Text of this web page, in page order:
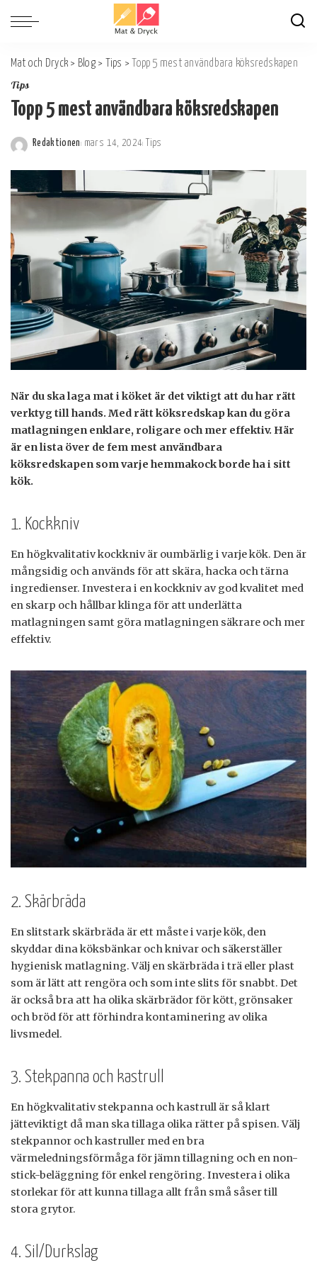
Mat och Dryck > Blog> Tips > Topp 5 mest användbara köksredskapen
Tips
Topp 5 mest användbara köksredskapen
av
Redaktionen mars 14, 2024 Tips
När du ska laga mat i köket är det viktigt att du har rätt
verktyg till hands. Med rätt köksredskap kan du göra
matlagningen enklare, roligare och mer effektiv. Här
är en lista över de fem mest användbara
köksredskapen som varje hemmakock borde ha i sitt
kök.
1. Kockkniv
En högkvalitativ kockkniv är oumbärlig i varje kök. Den är
mångsidig och används för att skära, hacka och tärna
ingredienser. Investera i en kockkniv av god kvalitet med
en skarp och hållbar klinga för att underlätta
matlagningen samt göra matlagningen säkrare och mer
effektiv.
2. Skärbräda
En slitstark skärbräda är ett måste i varje kök, den
skyddar dina köksbänkar och knivar och säkerställer
hygienisk matlagning. Välj en skärbräda i trä eller plast
som är lätt att rengöra och som inte slits för snabbt. Det
är också bra att ha olika skärbrädor för kött, grönsaker
och bröd för att förhindra kontaminering av olika
livsmedel.
3. Stekpanna och kastrull
En högkvalitativ stekpanna och kastrull är så klart
jätteviktigt då man ska tillaga olika rätter på spisen. Välj
stekpannor och kastruller med en bra
värmeledningsförmåga för jämn tillagning och en non-
stick-beläggning för enkel rengöring. Investera i olika
storlekar för att kunna tillaga allt från små såser till
stora grytor.
4. Sil/Durkslag